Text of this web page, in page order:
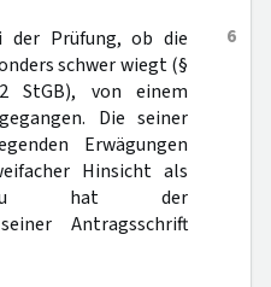
6
der Prüfung, ob die
schwer wiegt (§
von einem
Die seiner
Erwägungen
Hinsicht als
hat der
Antragsschrift